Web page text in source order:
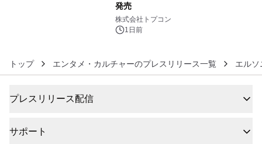
発売
株式会社トプコン
1日前
トップ エンタメ・カルチャーのプレスリリース一覧 エルソ
プレスリリース配信
サポート